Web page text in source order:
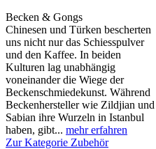
Becken & Gongs
Chinesen und Türken bescherten
uns nicht nur das Schiesspulver
und den Kaffee. In beiden
Kulturen lag unabhängig
voneinander die Wiege der
Beckenschmiedekunst. Während
Beckenhersteller wie Zildjian und
Sabian ihre Wurzeln in Istanbul
haben, gibt... mehr erfahren
Zur Kategorie Zubehör